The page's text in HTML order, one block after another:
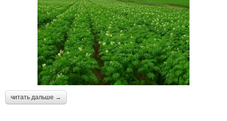
читать дальше →